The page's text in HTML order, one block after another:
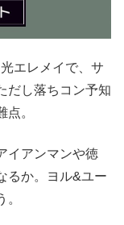
エレメイで、サ
だし落ちコン予知
。
イアンマンや徳
るか。ヨル&ユー